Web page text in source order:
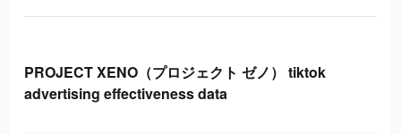
PROJECT XENO（プロジェクト ゼノ） tiktok
advertising effectiveness data